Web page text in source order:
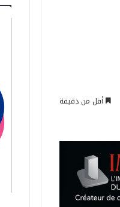
أقل من دقيقة